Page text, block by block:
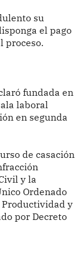
su
el pago
proceso.
fundada en
laboral
en segunda
de casación
y la
Ordenado
Productividad y
por Decreto